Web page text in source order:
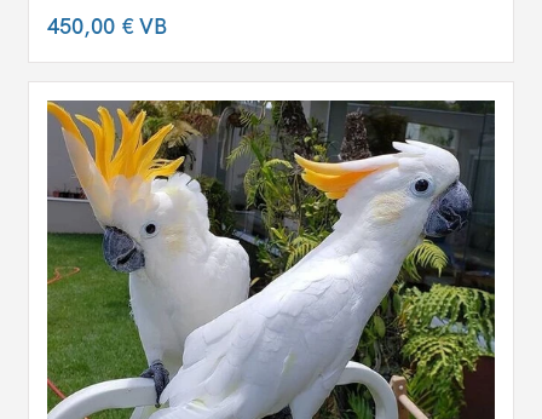
450,00 €VB